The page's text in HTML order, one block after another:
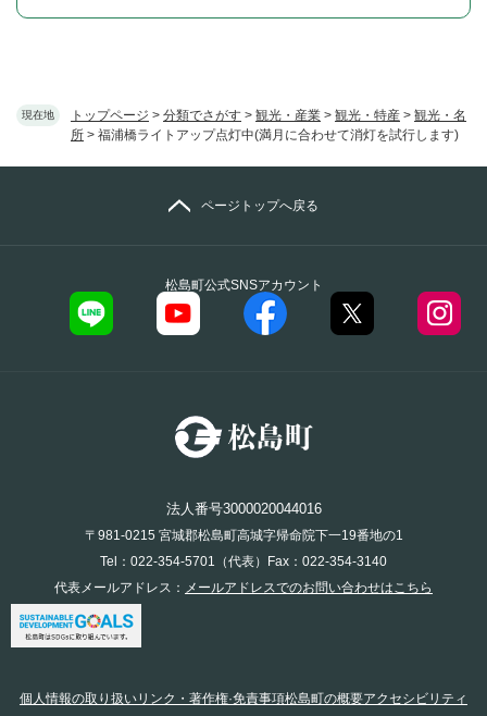
現在地 トップページ > 分類でさがす > 観光・産業 > 観光・特産 > 観光・名
所 > 福浦橋ライトアップ点灯中(満月に合わせて消灯を試行します)
松島町公式SNSアカウント
ページトップへ戻る
法人番号3000020044016
〒981-0215 宮城郡松島町高城字帰命院下一19番地の1
Tel：022-354-5701（代表）Fax：022-354-3140
代表メールアドレス： メールアドレスでのお問い合わせはこちら
個人情報の取り扱いリンク・著作権·免責事項松島町の概要アクセシビリティ